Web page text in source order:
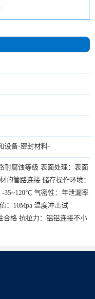
设备-密封材料-
耐腐蚀等级 表面处理：表面
的管路连接 储存操作环境：
35~120℃ 气密性：年泄漏率
：10Mpa 温度冲击试
合格 抗拉力：铝铝连接不小